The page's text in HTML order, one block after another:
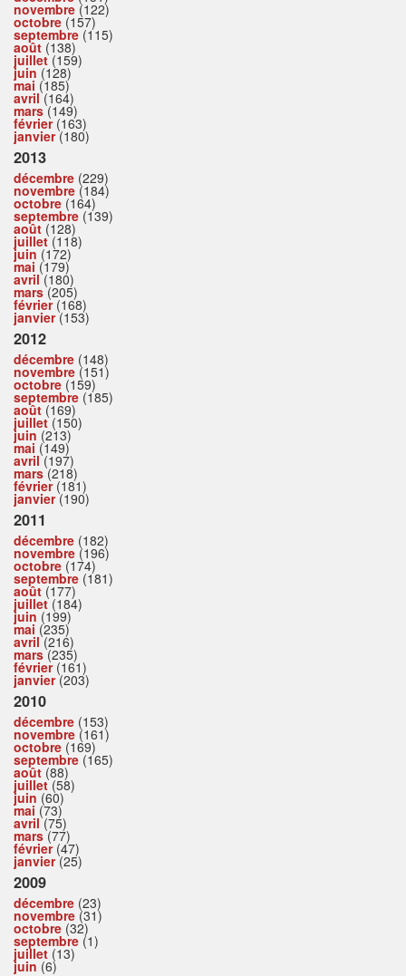
novembre (122)
octobre (157)
septembre (115)
août (138)
juillet(159)
juin (128)
mai (185)
avril(164)
mars(149)
février(163)
janvier(180)
2013
décembre (229)
novembre (184)
octobre (164)
septembre (139)
août (128)
juillet(118)
juin (172)
mai (179)
avril(180)
mars(205)
février(168)
janvier(153)
2012
décembre (148)
novembre (151)
octobre (159)
septembre (185)
août (169)
juillet(150)
juin (213)
mai (149)
avril(197)
mars(218)
février(181)
janvier(190)
2011
décembre (182)
novembre (196)
octobre (174)
septembre (181)
août (177)
juillet(184)
juin (199)
mai (235)
avril(216)
mars(235)
février(161)
janvier(203)
2010
décembre (153)
novembre (161)
octobre (169)
septembre (165)
août (88)
juillet(58)
juin (60)
mai (73)
avril(75)
mars(77)
février(47)
janvier(25)
2009
décembre (23)
novembre (31)
octobre (32)
septembre (1)
juillet (13)
juin (6)